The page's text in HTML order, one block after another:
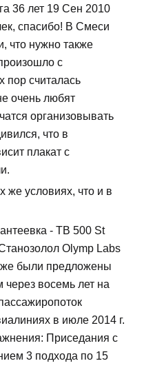
36 лет 19 Сен 2010
спасибо! В Смеси
что нужно также
с
пор считалась
очень любят
организовывать
что в
плакат с
же условиях, что и в
- TB 500 St
Olymp Labs
были предложены
через восемь лет на
в июле 2014 г.
Приседания с
3 подхода по 15